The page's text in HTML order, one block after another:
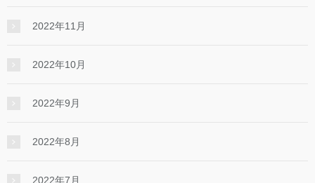
2022年11月
2022年10月
2022年9月
2022年8月
2022年7月